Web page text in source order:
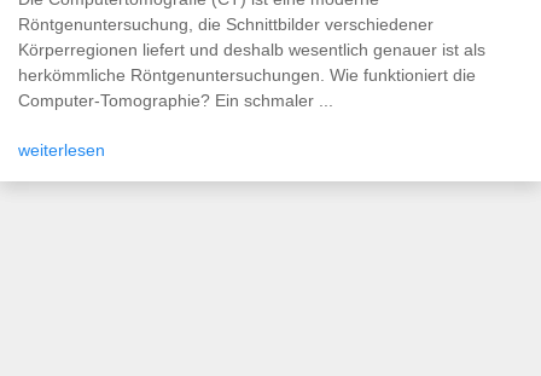
Röntgenuntersuchung, die Schnittbilder verschiedener
Körperregionen liefert und deshalb wesentlich genauer ist als
herkömmliche Röntgenuntersuchungen. Wie funktioniert die
Computer-Tomographie? Ein schmaler ...
weiterlesen